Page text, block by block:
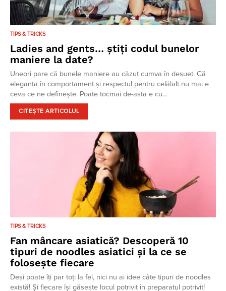
TIPS & TRICKS
Ladies and gents… știți codul bunelor
maniere la date?
Uneori pare că bunele maniere au căzut cumva în desuet. Că
eleganța în comportament și respectul pentru celălalt nu mai e
ceva ce ne definește. Poate tocmai de-asta e cu…
CITEȘTE ARTICOLUL
TIPS & TRICKS
Fan mâncare asiatică? Descoperă 10
tipuri de noodles asiatici și la ce se
folosește fiecare
Deși poate îți par toți la fel, nici nu ai idee câte tipuri de noodles
există! Și fiecare își găsește locul potrivit în preparatul potrivit!